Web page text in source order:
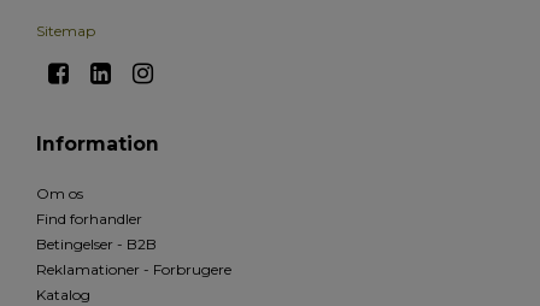
Sitemap
Information
Om os
Find forhandler
Betingelser - B2B
Reklamationer - Forbrugere
Katalog